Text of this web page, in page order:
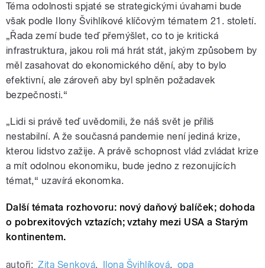
Téma odolnosti spjaté se strategickými úvahami bude
však podle Ilony Švihlíkové klíčovým tématem 21. století.
„Řada zemí bude teď přemýšlet, co to je kritická
infrastruktura, jakou roli má hrát stát, jakým způsobem by
měl zasahovat do ekonomického dění, aby to bylo
efektivní, ale zároveň aby byl splněn požadavek
bezpečnosti.“
„Lidi si právě teď uvědomili, že náš svět je příliš
nestabilní. A že současná pandemie není jediná krize,
kterou lidstvo zažije. A právě schopnost vlád zvládat krize
a mít odolnou ekonomiku, bude jedno z rezonujících
témat,“ uzavírá ekonomka.
Další témata rozhovoru: nový daňový balíček; dohoda
o pobrexitových vztazích; vztahy mezi USA a Starým
kontinentem.
autoři: Zita Senková, Ilona Švihlíková, opa